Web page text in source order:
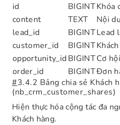
id
BIGINTKhóa
content
TEXT
Nội
lead_id
BIGINTLead
customer_id
BIGINT
opportunity_id BIGINTCơ
order_id
BIGINTĐơn
#3.4.2 Bảng chia sẻ Khách
(nb_crm_customer_shares)
Hiện thực hóa cộng tác đa
Khách hàng.